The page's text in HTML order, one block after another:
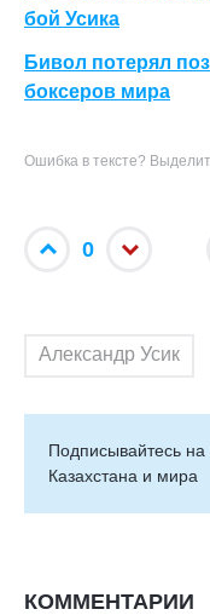
бой Усика
Бивол потерял
боксеров мира
Ошибка в тексте?
0
Александр Усик
Подписывайтесь на
Казахстана и мира
КОММЕНТАРИИ